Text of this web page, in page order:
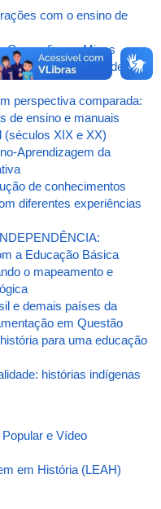
com o ensino de
Geografia em Minas
e produção de
perspectiva comparada:
de ensino e manuais
(séculos XIX e XX)
Aprendizagem da
de conhecimentos
diferentes experiências
a Educação Básica
o mapeamento e
e demais países da
em Questão
para uma educação
histórias indígenas
e Vídeo
em História (LEAH)